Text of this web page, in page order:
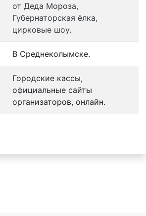
от Деда Мороза,
Губернаторская ёлка,
цирковые шоу.
В Среднеколымске.
Городские кассы,
официальные сайты
организаторов, онлайн.